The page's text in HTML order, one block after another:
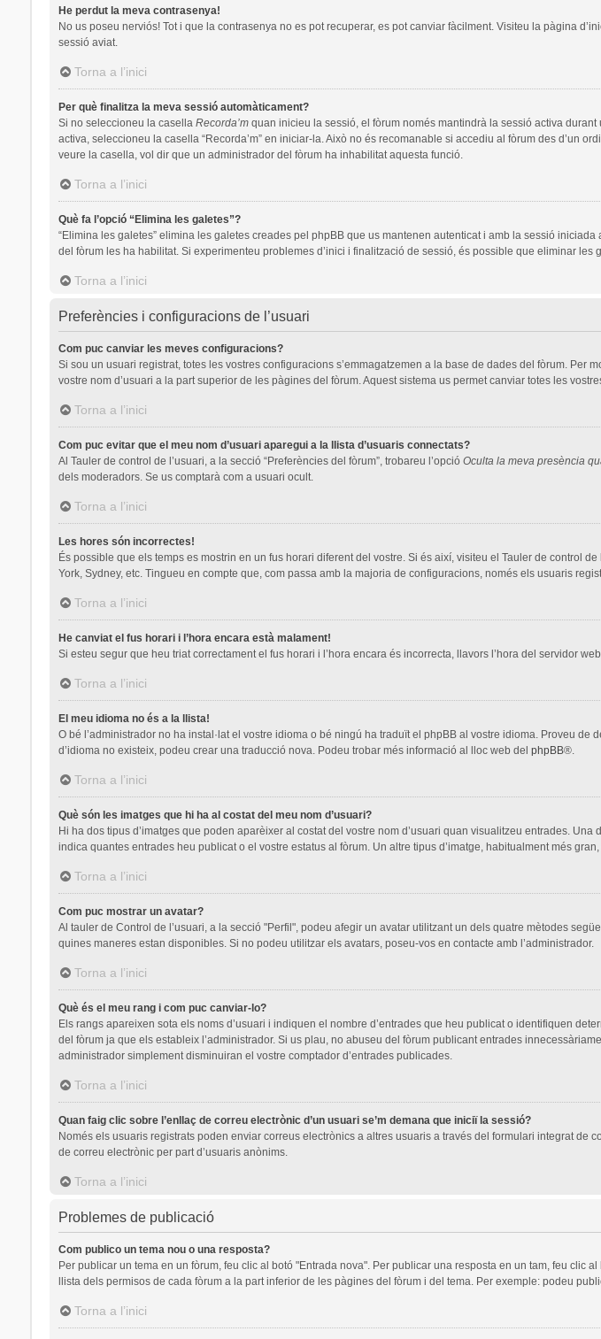
He perdut la meva contrasenya!
No us poseu nerviós! Tot i que la contrasenya no es pot recuperar, es pot canviar fàcilment. Visiteu la pàgina
sessió aviat.
Torna a l’inici
Per què finalitza la meva sessió automàticament?
Si no seleccioneu la casella Recorda’mquan inicieu la sessió, el fòrum només mantindrà la sessió activa
activa, seleccioneu la casella “Recorda’m” en iniciar-la. Això no és recomanable si accediu al fòrum des d’un
veure la casella, vol dir que un administrador del fòrum ha inhabilitat aquesta funció.
Torna a l’inici
Què fa l’opció “Elimina les galetes”?
“Elimina les galetes” elimina les galetes creades pel phpBB que us mantenen autenticat i amb la sessió
del fòrum les ha habilitat. Si experimenteu problemes d’inici i finalització de sessió, és possible que eliminar les
Torna a l’inici
Preferències i configuracions de l’usuari
Com puc canviar les meves configuracions?
Si sou un usuari registrat, totes les vostres configuracions s’emmagatzemen a la base de dades del fòrum. Per
vostre nom d’usuari a la part superior de les pàgines del fòrum. Aquest sistema us permet canviar totes les
Torna a l’inici
Com puc evitar que el meu nom d’usuari aparegui a la llista d’usuaris connectats?
Al Tauler de control de l’usuari, a la secció “Preferències del fòrum”, trobareu l’opció Oculta la meva presència
dels moderadors. Se us comptarà com a usuari ocult.
Torna a l’inici
Les hores són incorrectes!
És possible que els temps es mostrin en un fus horari diferent del vostre. Si és així, visiteu el Tauler de control
York, Sydney, etc. Tingueu en compte que, com passa amb la majoria de configuracions, només els usuaris
Torna a l’inici
He canviat el fus horari i l’hora encara està malament!
Si esteu segur que heu triat correctament el fus horari i l’hora encara és incorrecta, llavors l’hora del servidor
Torna a l’inici
El meu idioma no és a la llista!
O bé l’administrador no ha instal·lat el vostre idioma o bé ningú ha traduït el phpBB al vostre idioma. Proveu
d’idioma no existeix, podeu crear una traducció nova. Podeu trobar més informació al lloc web del phpBB®.
Torna a l’inici
Què són les imatges que hi ha al costat del meu nom d’usuari?
Hi ha dos tipus d’imatges que poden aparèixer al costat del vostre nom d’usuari quan visualitzeu entrades.
indica quantes entrades heu publicat o el vostre estatus al fòrum. Un altre tipus d’imatge, habitualment més
Torna a l’inici
Com puc mostrar un avatar?
Al tauler de Control de l’usuari, a la secció "Perfil", podeu afegir un avatar utilitzant un dels quatre mètodes
quines maneres estan disponibles. Si no podeu utilitzar els avatars, poseu-vos en contacte amb l’administrador.
Torna a l’inici
Què és el meu rang i com puc canviar-lo?
Els rangs apareixen sota els noms d’usuari i indiquen el nombre d’entrades que heu publicat o identifiquen
del fòrum ja que els estableix l’administrador. Si us plau, no abuseu del fòrum publicant entrades
administrador simplement disminuiran el vostre comptador d’entrades publicades.
Torna a l’inici
Quan faig clic sobre l’enllaç de correu electrònic d’un usuari se’m demana que iniciï la sessió?
Només els usuaris registrats poden enviar correus electrònics a altres usuaris a través del formulari integrat de
de correu electrònic per part d’usuaris anònims.
Torna a l’inici
Problemes de publicació
Com publico un tema nou o una resposta?
Per publicar un tema en un fòrum, feu clic al botó "Entrada nova". Per publicar una resposta en un tam, feu
llista dels permisos de cada fòrum a la part inferior de les pàgines del fòrum i del tema. Per exemple: podeu
Torna a l’inici